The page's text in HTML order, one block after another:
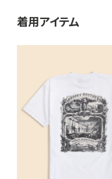
着用アイテム